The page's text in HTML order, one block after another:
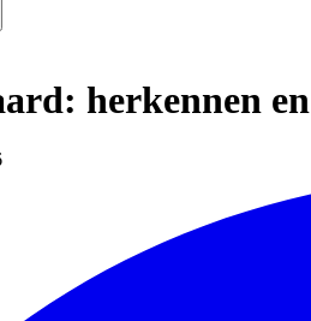
herkennen en